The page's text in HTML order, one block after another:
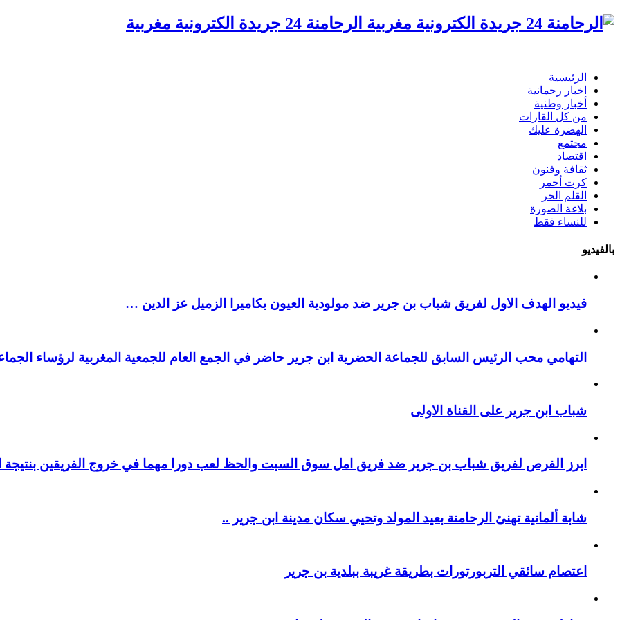
الرحامنة 24 جريدة الكترونية مغربية
الرئيسية
اخبار رحمانية
أخبار وطنية
من كل القارات
الهضرة عليك
مجتمع
اقتصاد
ثقافة وفنون
كرت أحمر
القلم الحر
بلاغة الصورة
للنساء فقط
بالفيديو
فيديو الهدف الاول لفريق شباب بن جرير ضد مولودية العيون بكاميرا الزميل عز الدين …
التهامي محب الرئيس السابق للجماعة الحضرية ابن جرير حاضر في الجمع العام للجمعية المغربية لرؤساء
شباب ابن جرير على القناة الاولى
ابرز الفرص لفريق شباب بن جرير ضد فريق امل سوق السبت والحظ لعب دورا مهما في خروج الفريقين بنتيجة
شابة ألمانية تهنئ الرحامنة بعيد المولد وتحيي سكان مدينة ابن جرير ..
اعتصام سائقي التربورتورات بطريقة غريبة ببلدية بن جرير